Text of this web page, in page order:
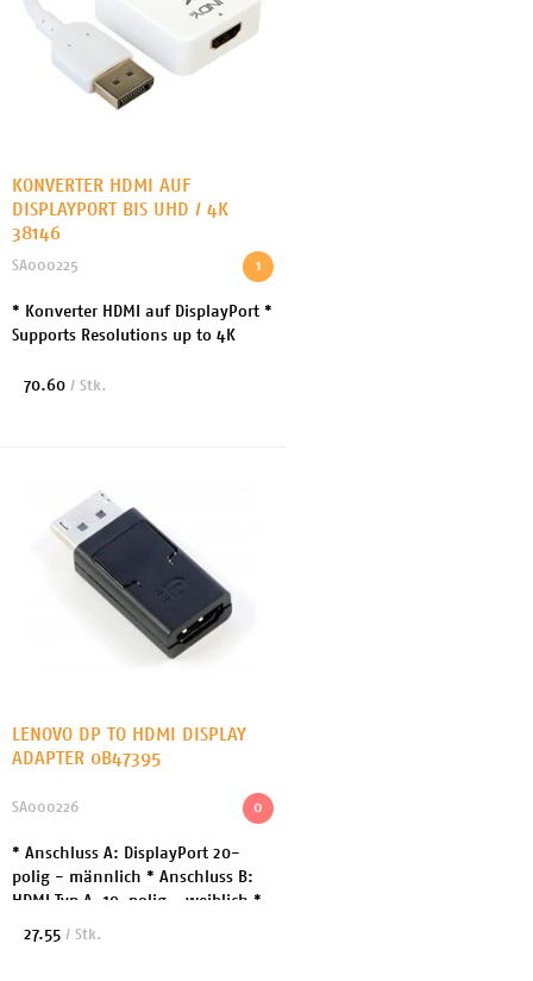
KONVERTER HDMI AUF
DISPLAYPORT BIS UHD / 4K
38146
1
SA000225
* Konverter HDMI auf DisplayPort *
Supports Resolutions up to 4K
70.60 / Stk.
LENOVO DP TO HDMI DISPLAY
ADAPTER 0B47395
0
SA000226
* Anschluss A: DisplayPort 20-
polig - männlich * Anschluss B:
HDMI Typ A, 19-polig - weiblich *
Länge: 4.6 cm * Farbe: schwarz
27.55 / Stk.